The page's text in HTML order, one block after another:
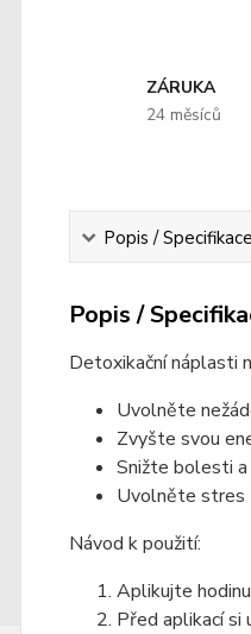
ZÁRUKA
24 měsíců
Popis / Specifikace
Popis /
Detoxikační náplasti
Uvolněte
Zvyšte svou
Snižte bolesti a
Uvolněte stres
Návod k použití:
Aplikujte
Před aplikací si